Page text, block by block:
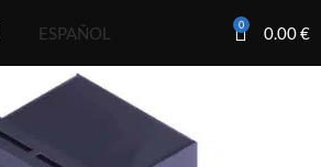
ESPAÑOL 0 0.00€